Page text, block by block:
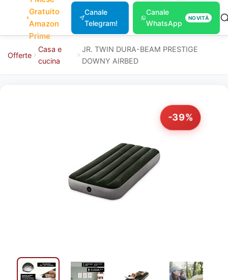
Gratuito
Amazon
Prime
Canale
Telegram!
Canale
WhatsApp
NOVITÀ
Offerte
Casa e
cucina
JR. TWIN DURA-BEAM PRESTIGE
DOWNY AIRBED
-39%